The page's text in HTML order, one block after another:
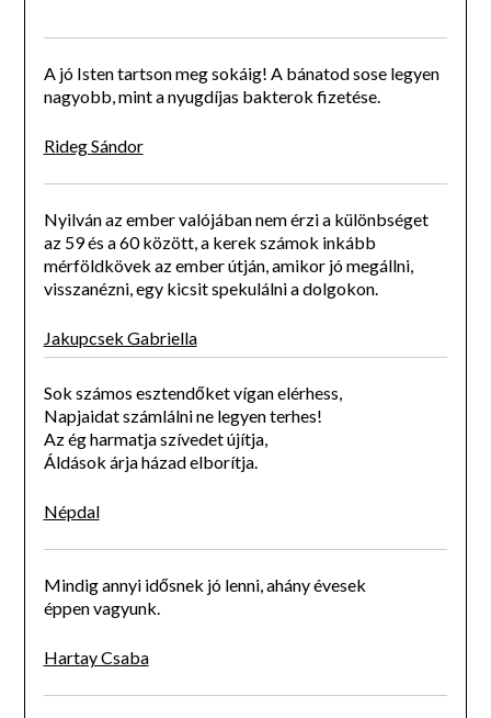
A jó Isten tartson meg sokáig! A bánatod sose legyen
nagyobb, mint a nyugdíjas bakterok fizetése.
Rideg Sándor
Nyilván az ember valójában nem érzi a különbséget
az 59 és a 60 között, a kerek számok inkább
mérföldkövek az ember útján, amikor jó megállni,
visszanézni, egy kicsit spekulálni a dolgokon.
Jakupcsek Gabriella
Sok számos esztendőket vígan elérhess,
Napjaidat számlálni ne legyen terhes!
Az ég harmatja szívedet újítja,
Áldások árja házad elborítja.
Népdal
Mindig annyi idősnek jó lenni, ahány évesek
éppen vagyunk.
Hartay Csaba